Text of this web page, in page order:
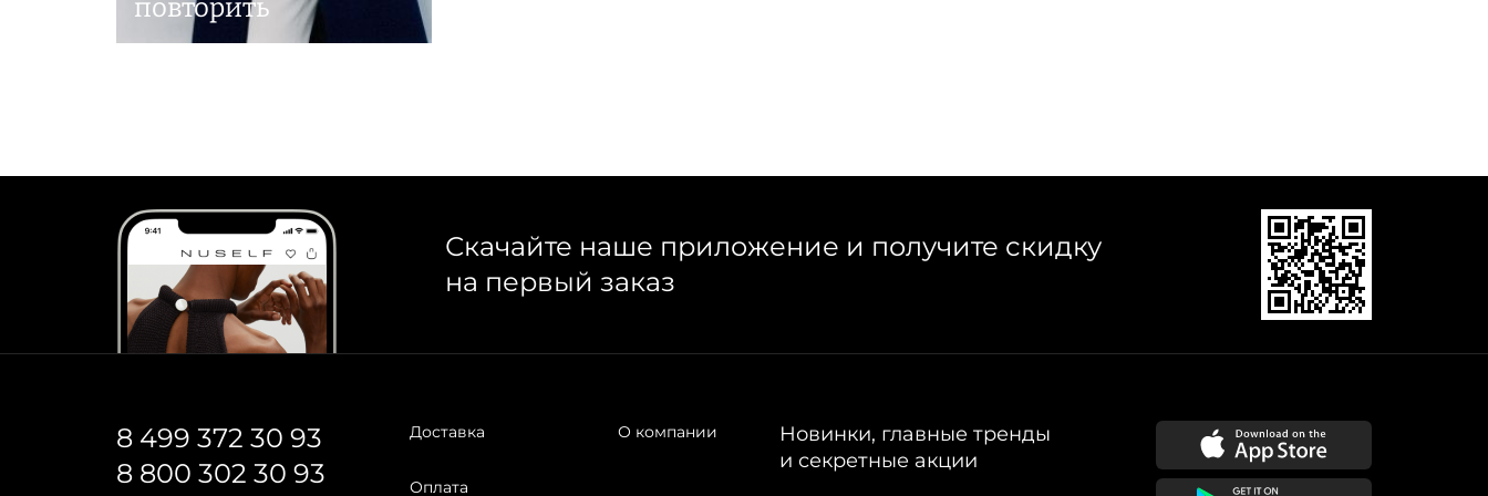
повторить
Скачайте наше приложение и получите скидку
на первый заказ
8 499 372 30 93
8 800 302 30 93
Доставка
Оплата
О компании
Новинки, главные тренды
и секретные акции